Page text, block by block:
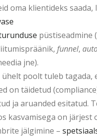
oma klientideks saada,
püstiseadmine
funnel,
jne).
ühelt poolt tuleb tagada,
on täidetud
ja aruanded esitatud.
kasvamisega on järjest
jälgimine –